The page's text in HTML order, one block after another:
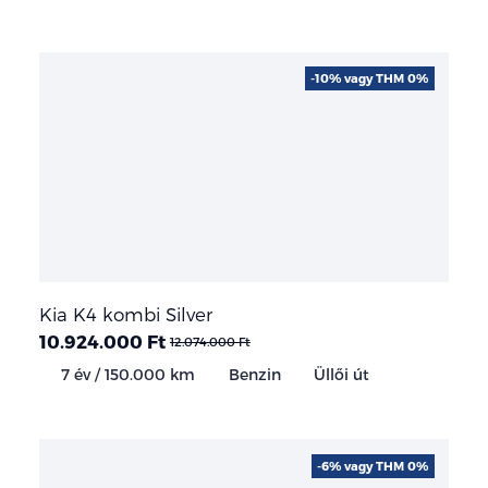
Kia K4 kombi Silver
10.924.000 Ft 12.074.000 Ft
7 év / 150.000 km Benzin Üllői út
-10% vagy THM 0%
-6% vagy THM 0%